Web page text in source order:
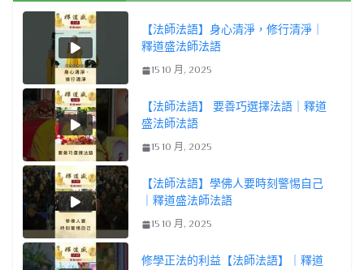
【法師法語】身心清淨，修行清淨｜
釋道盛法師法語
15 10 月, 2025
【法師法語】 要善巧選擇法語｜釋道
盛法師法語
15 10 月, 2025
【法師法語】學佛人要時刻警惕自己
｜釋道盛法師法語
15 10 月, 2025
修學正法的利益【法師法語】｜釋道